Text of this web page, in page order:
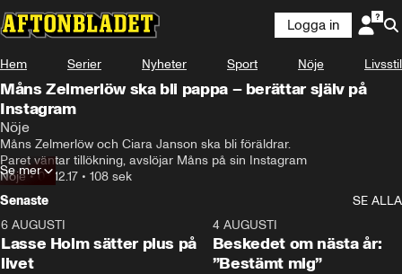
Logga in
Hem Serier Nyheter Sport Nöje Livsstil
Måns Zelmerlöw ska bli pappa – berättar själv på
Instagram
Nöje
Måns Zelmerlöw och Ciara Janson ska bli föräldrar.
Paret väntar tillökning, avslöjar Måns på sin Instagram
Nöje•03.12.17 • 108 sek
Se mer
Senaste
SE ALLA
6 AUGUSTI
Lasse Holm sätter plus på
livet
4 AUGUSTI
Beskedet om nästa år:
”Bestämt mig”